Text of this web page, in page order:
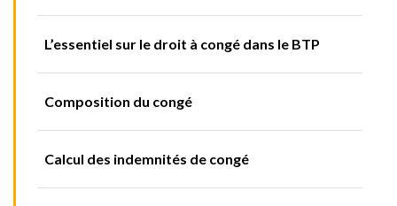
L’essentiel sur le droit à congé dans le BTP
Composition du congé
Calcul des indemnités de congé